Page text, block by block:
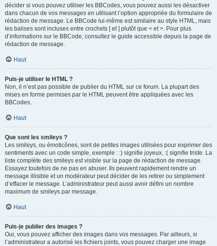
décider si vous pouvez utiliser les BBCodes, vous pouvez aussi les désactiver
dans chacun de vos messages en utilisant l’option appropriée du formulaire de
rédaction de message. Le BBCode lui-même est similaire au style HTML, mais
les balises sont incluses entre crochets [ et ] plutôt que < et >. Pour plus
d’informations sur le BBCode, consultez le guide accessible depuis la page de
rédaction de message.
Haut
Puis-je utiliser le HTML ?
Non, il n’est pas possible de publier du HTML sur ce forum. La plupart des
mises en forme permises par le HTML peuvent être appliquées avec les
BBCodes.
Haut
Que sont les smileys ?
Les smileys, ou émoticônes, sont de petites images utilisées pour exprimer des
sentiments avec un code simple, exemple : :) signifie joyeux, :( signifie triste. La
liste complète des smileys est visible sur la page de rédaction de message.
Essayez toutefois de ne pas en abuser. Ils peuvent rapidement rendre un
message illisible et un modérateur peut décider de les retirer ou simplement
d’effacer le message. L’administrateur peut aussi avoir défini un nombre
maximum de smileys par message.
Haut
Puis-je publier des images ?
Oui, vous pouvez afficher des images dans vos messages. Par ailleurs, si
l’administrateur a autorisé les fichiers joints, vous pouvez charger une image